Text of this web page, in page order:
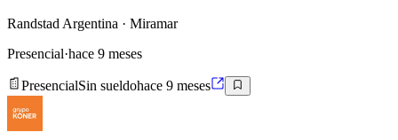
Randstad Argentina · Miramar
Presencial·hace 9 meses
PresencialSin sueldohace 9 meses